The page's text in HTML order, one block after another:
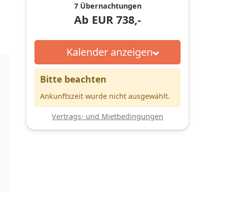
7 Übernachtungen
Ab EUR 738,-
Kalender anzeigen
Bitte beachten
Ankunftszeit wurde nicht ausgewählt.
Vertrags- und Mietbedingungen